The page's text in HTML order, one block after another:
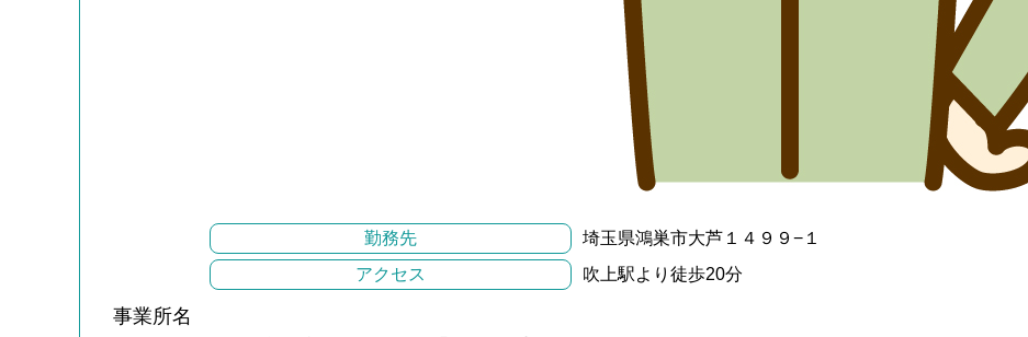
勤務先
埼玉県鴻巣市大芦１４９９−１
アクセス
吹上駅より徒歩20分
事業所名